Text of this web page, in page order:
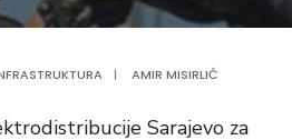
| AMIR MISIRLIĆ
Sarajevo za